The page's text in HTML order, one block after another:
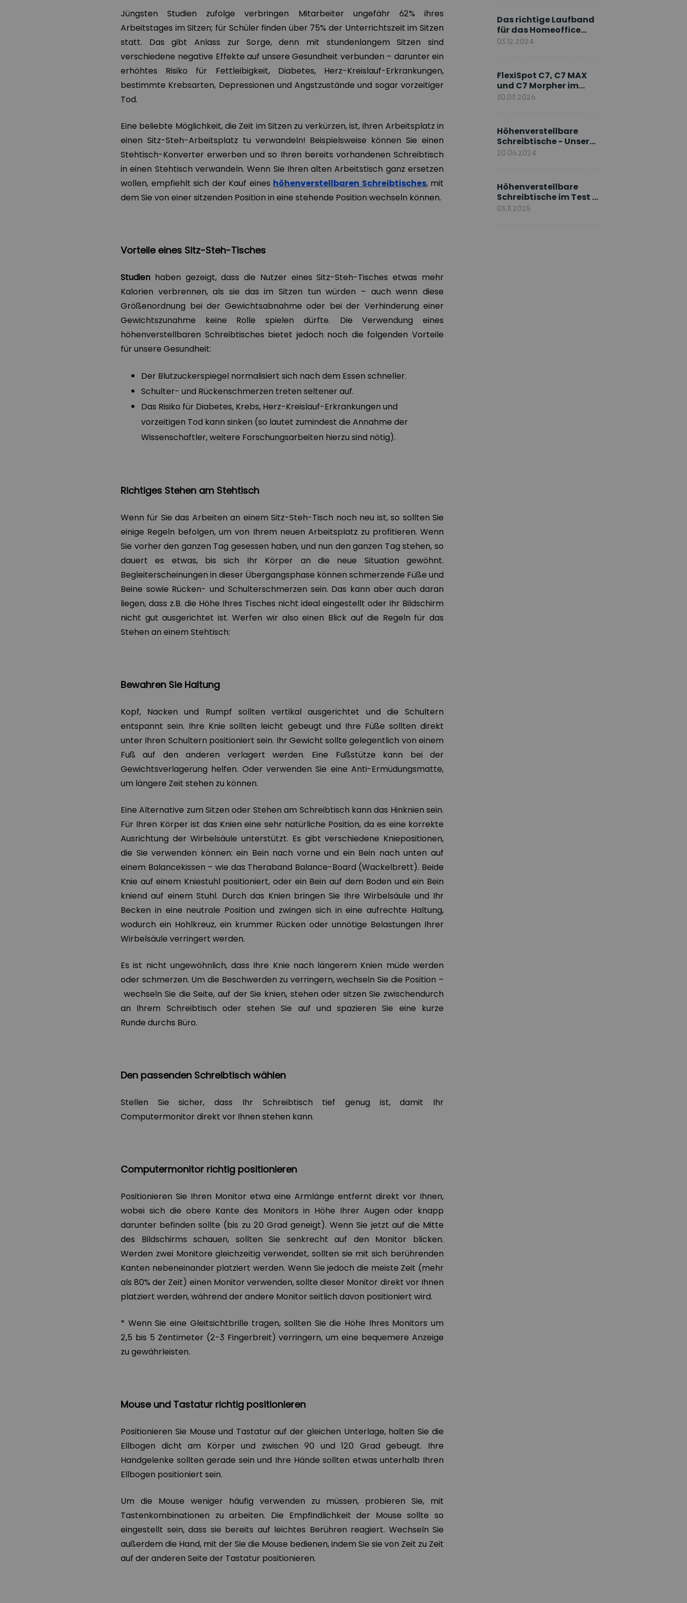
Jüngsten Studien zufolge verbringen Mitarbeiter ungefähr 62% ihres
Arbeitstages im Sitzen; für Schüler finden über 75% der Unterrichtszeit im Sitzen
statt. Das gibt Anlass zur Sorge, denn mit stundenlangem Sitzen sind
verschiedene negative Effekte auf unsere Gesundheit verbunden – darunter ein
erhöhtes Risiko für Fettleibigkeit, Diabetes, Herz-Kreislauf-Erkrankungen,
bestimmte Krebsarten, Depressionen und Angstzustände und sogar vorzeitiger
Tod.
Eine beliebte Möglichkeit, die Zeit im Sitzen zu verkürzen, ist, Ihren Arbeitsplatz in
einen Sitz-Steh-Arbeitsplatz tu verwandeln! Beispielsweise können Sie einen
Stehtisch-Konverter erwerben und so Ihren bereits vorhandenen Schreibtisch
in einen Stehtisch verwandeln. Wenn Sie Ihren alten Arbeitstisch ganz ersetzen
wollen, empfiehlt sich der Kauf eines höhenverstellbaren Schreibtisches, mit
dem Sie von einer sitzenden Position in eine stehende Position wechseln können.
Vorteile eines Sitz-Steh-Tisches
Studien haben gezeigt, dass die Nutzer eines Sitz-Steh-Tisches etwas mehr
Kalorien verbrennen, als sie das im Sitzen tun würden – auch wenn diese
Größenordnung bei der Gewichtsabnahme oder bei der Verhinderung einer
Gewichtszunahme keine Rolle spielen dürfte. Die Verwendung eines
höhenverstellbaren Schreibtisches bietet jedoch noch die folgenden Vorteile
für unsere Gesundheit:
Der Blutzuckerspiegel normalisiert sich nach dem Essen schneller.
Schulter- und Rückenschmerzen treten seltener auf.
Das Risiko für Diabetes, Krebs, Herz-Kreislauf-Erkrankungen und
vorzeitigen Tod kann sinken (so lautet zumindest die Annahme der
Wissenschaftler, weitere Forschungsarbeiten hierzu sind nötig).
Richtiges Stehen am Stehtisch
Wenn für Sie das Arbeiten an einem Sitz-Steh-Tisch noch neu ist, so sollten Sie
einige Regeln befolgen, um von Ihrem neuen Arbeitsplatz zu profitieren. Wenn
Sie vorher den ganzen Tag gesessen haben, und nun den ganzen Tag stehen, so
dauert es etwas, bis sich Ihr Körper an die neue Situation gewöhnt.
Begleiterscheinungen in dieser Übergangsphase können schmerzende Füße und
Beine sowie Rücken- und Schulterschmerzen sein. Das kann aber auch daran
liegen, dass z.B. die Höhe Ihres Tisches nicht ideal eingestellt oder Ihr Bildschirm
nicht gut ausgerichtet ist. Werfen wir also einen Blick auf die Regeln für das
Stehen an einem Stehtisch:
Bewahren Sie Haltung
Kopf, Nacken und Rumpf sollten vertikal ausgerichtet und die Schultern
entspannt sein. Ihre Knie sollten leicht gebeugt und Ihre Füße sollten direkt
unter Ihren Schultern positioniert sein. Ihr Gewicht sollte gelegentlich von einem
Fuß auf den anderen verlagert werden. Eine Fußstütze kann bei der
Gewichtsverlagerung helfen. Oder verwenden Sie eine Anti-Ermüdungsmatte,
um längere Zeit stehen zu können.
Eine Alternative zum Sitzen oder Stehen am Schreibtisch kann das Hinknien sein.
Für Ihren Körper ist das Knien eine sehr natürliche Position, da es eine korrekte
Ausrichtung der Wirbelsäule unterstützt. Es gibt verschiedene Kniepositionen,
die Sie verwenden können: ein Bein nach vorne und ein Bein nach unten auf
einem Balancekissen – wie das Theraband Balance-Board (Wackelbrett). Beide
Knie auf einem Kniestuhl positioniert, oder ein Bein auf dem Boden und ein Bein
kniend auf einem Stuhl. Durch das Knien bringen Sie Ihre Wirbelsäule und Ihr
Becken in eine neutrale Position und zwingen sich in eine aufrechte Haltung,
wodurch ein Hohlkreuz, ein krummer Rücken oder unnötige Belastungen Ihrer
Wirbelsäule verringert werden.
Es ist nicht ungewöhnlich, dass Ihre Knie nach längerem Knien müde werden
oder schmerzen. Um die Beschwerden zu verringern, wechseln Sie die Position –
wechseln Sie die Seite, auf der Sie knien, stehen oder sitzen Sie zwischendurch
an Ihrem Schreibtisch oder stehen Sie auf und spazieren Sie eine kurze
Runde durchs Büro.
Den passenden Schreibtisch wählen
Stellen Sie sicher, dass Ihr Schreibtisch tief genug ist, damit Ihr
Computermonitor direkt vor Ihnen stehen kann.
Computermonitor richtig positionieren
Positionieren Sie Ihren Monitor etwa eine Armlänge entfernt direkt vor Ihnen,
wobei sich die obere Kante des Monitors in Höhe Ihrer Augen oder knapp
darunter befinden sollte (bis zu 20 Grad geneigt). Wenn Sie jetzt auf die Mitte
des Bildschirms schauen, sollten Sie senkrecht auf den Monitor blicken.
Werden zwei Monitore gleichzeitig verwendet, sollten sie mit sich berührenden
Kanten nebeneinander platziert werden. Wenn Sie jedoch die meiste Zeit (mehr
als 80% der Zeit) einen Monitor verwenden, sollte dieser Monitor direkt vor Ihnen
platziert werden, während der andere Monitor seitlich davon positioniert wird.
* Wenn Sie eine Gleitsichtbrille tragen, sollten Sie die Höhe Ihres Monitors um
2,5 bis 5 Zentimeter (2-3 Fingerbreit) verringern, um eine bequemere Anzeige
zu gewährleisten.
Mouseund Tastatur richtig positionieren
Positionieren Sie Mouse und Tastatur auf der gleichen Unterlage, halten Sie die
Ellbogen dicht am Körper und zwischen 90 und 120 Grad gebeugt. Ihre
Handgelenke sollten gerade sein und Ihre Hände sollten etwas unterhalb Ihren
Ellbogen positioniert sein.
Um die Mouse weniger häufig verwenden zu müssen, probieren Sie, mit
Tastenkombinationen zu arbeiten. Die Empfindlichkeit der Mouse sollte so
eingestellt sein, dass sie bereits auf leichtes Berühren reagiert. Wechseln Sie
außerdem die Hand, mit der Sie die Mouse bedienen, indem Sie sie von Zeit zu Zeit
auf der anderen Seite der Tastatur positionieren.
Das richtige Laufband
für das Homeoffice
wählen
03.12.2024
FlexiSpot C7, C7 MAX
und C7 Morpher im
Vergleich: Welches
30.03.2026
Höhenverstellbare
Schreibtische - Unsere
E7-Serie
20.06.2024
Höhenverstellbare
Schreibtische im Test –
Die besten Standing
03.11.2025